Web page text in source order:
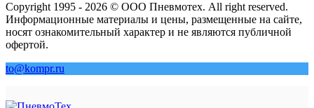
Copyright 1995 - 2026 © ООО Пневмотех. All right reserved.
Информационные материалы и цены, размещенные на сайте,
носят ознакомительный характер и не являются публичной
офертой.
to@kompr.ru